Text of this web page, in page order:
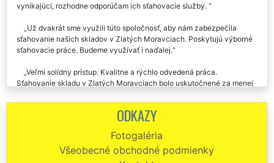
vynikajúci, rozhodne odporúčam ich sťahovacie služby.
Už dvakrát sme využili túto spoločnosť, aby nám zabezpečila
sťahovanie našich skladov v Zlatých Moravciach. Poskytujú výborné
sťahovacie práce. Budeme využívať i naďalej.
Veľmi solídny prístup. Kvalitne a rýchlo odvedená práca.
Sťahovanie skladu v Zlatých Moravciach bolo uskutočnené za menej
samotných pracovníkov. Odporúčam.
ODKAZY
Fotogaléria
Všeobecné obchodné podmienky